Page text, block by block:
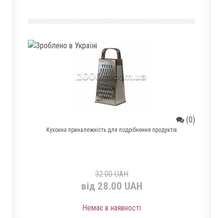
(0)
Кухонна приналежність для подрібнення продуктів
32.00 UAH
від 28.00 UAH
Немає в наявності